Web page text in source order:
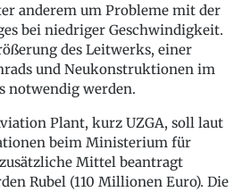
anderem um Probleme mit der
bei niedriger Geschwindigkeit.
des Leitwerks, einer
und Neukonstruktionen im
notwendig werden.
Plant, kurz UZGA, soll laut
beim Ministerium für
Mittel beantragt
Rubel (110 Millionen Euro). Die